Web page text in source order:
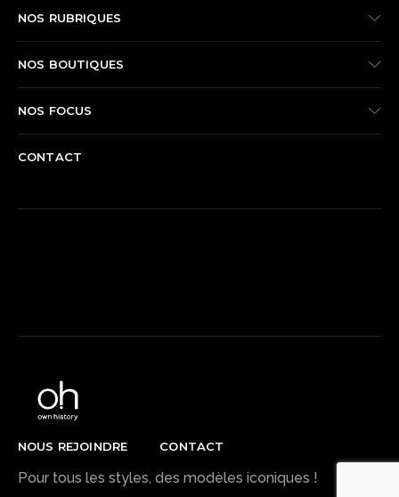
NOS RUBRIQUES
NOS BOUTIQUES
NOS FOCUS
CONTACT
NOUS REJOINDRE CONTACT
Pour tous les styles, des modèles iconiques !